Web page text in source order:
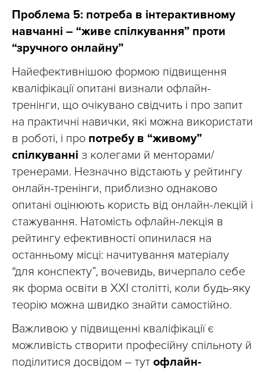
Проблема 5: потреба в інтерактивному
навчанні – “живе спілкування” проти
“зручного онлайну”
Найефективнішою формою підвищення
кваліфікації опитані визнали офлайн-
тренінги, що очікувано свідчить і про запит
на практичні навички, які можна використати
в роботі, і про потребу в “живому”
спілкуванні з колегами й менторами/
тренерами. Незначно відстають у рейтингу
онлайн-тренінги, приблизно однаково
опитані оцінюють користь від онлайн-лекцій і
стажування. Натомість офлайн-лекція в
рейтингу ефективності опинилася на
останньому місці: начитування матеріалу
“для конспекту”, вочевидь, вичерпало себе
як форма освіти в ХХІ столітті, коли будь-яку
теорію можна швидко знайти самостійно.
Важливою у підвищенні кваліфікації є
можливість створити професійну спільноту й
поділитися досвідом – тут офлайн-